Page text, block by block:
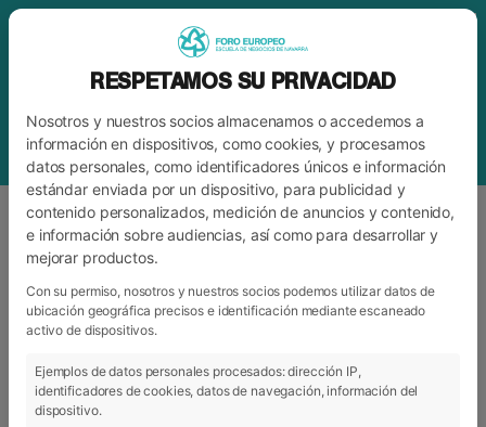
ETIQUETAJOKIN GARCÍA
RESPETAMOS SU PRIVACIDAD
Nosotros y nuestros socios almacenamos o accedemos a
información en dispositivos, como cookies, y procesamos
datos personales, como identificadores únicos e información
estándar enviada por un dispositivo, para publicidad y
contenido personalizados, medición de anuncios y contenido,
e información sobre audiencias, así como para desarrollar y
mejorar productos.
Con su permiso, nosotros y nuestros socios podemos utilizar datos de
ubicación geográfica precisos e identificación mediante escaneado
activo de dispositivos.
Ejemplos de datos personales procesados: dirección IP,
identificadores de cookies, datos de navegación, información del
dispositivo.